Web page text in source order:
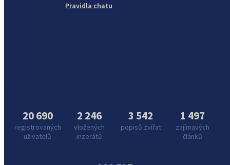
Pravidla chatu
20 690
registrovaných
uživatelů
2 246
vložených
inzerátů
3 542
popisů zvířat
1 497
zajímavých
článků